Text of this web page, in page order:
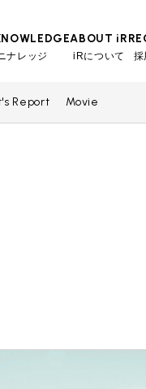
ナレッジ
ABOUT iR
iRについて 採
Report Movie